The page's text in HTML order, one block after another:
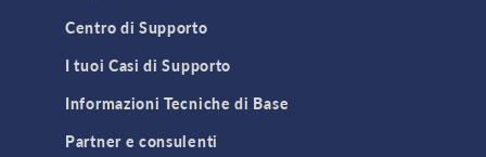
Centro di Supporto
I tuoi Casi di Supporto
Informazioni Tecniche di Base
Partner e consulenti